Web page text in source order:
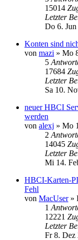
15014
Letzter
Do 6.
Konten sind
von mazi » Mo
5
17684
Letzter
Sa 10.
neuer HBCI
werden
von alexj » Mo
2
14045
Letzter
Mi 14.
HBCI-Karten-
Fehl
von MacUser»
1
12221
Letzter
Fr 8. Dez